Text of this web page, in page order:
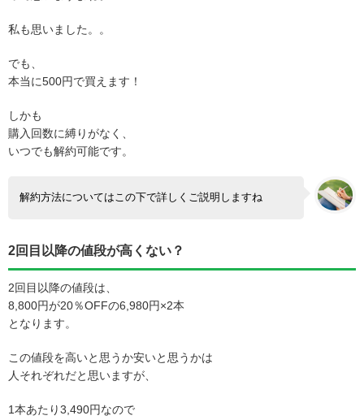
私も思いました。。
でも、
本当に500円で買えます！
しかも
購入回数に縛りがなく、
いつでも解約可能です。
解約方法についてはこの下で詳しくご説明しますね
2回目以降の値段が高くない？
2回目以降の値段は、
8,800円が20％OFFの6,980円×2本
となります。
この値段を高いと思うか安いと思うかは
人それぞれだと思いますが、
1本あたり3,490円なので